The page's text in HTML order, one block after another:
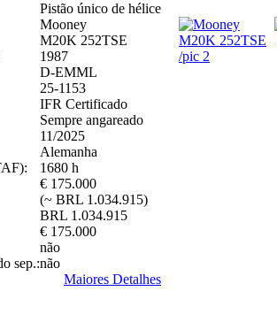
Pistão único de hélice
Mooney
M20K 252TSE
1987
D-EMML
25-1153
IFR Certificado
Sempre angareado
11/2025
Alemanha
1680 h
€ 175.000
(~ BRL 1.034.915)
BRL 1.034.915
€ 175.000
não
sep.:não
Maiores Detalhes